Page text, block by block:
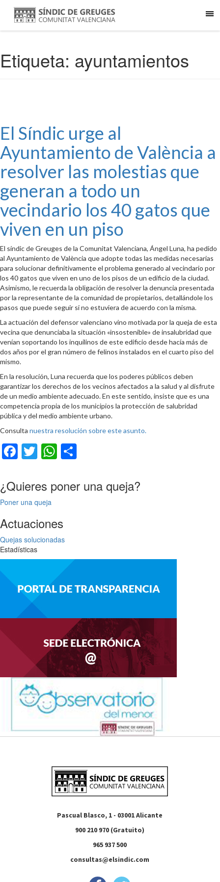
Etiqueta: ayuntamientos
El Síndic urge al
Ayuntamiento de València a
resolver las molestias que
generan a todo un
vecindario los 40 gatos que
viven en un piso
El síndic de Greuges de la Comunitat Valenciana, Ángel Luna, ha pedido
al Ayuntamiento de València que adopte todas las medidas necesarias
para solucionar definitivamente el problema generado al vecindario por
los 40 gatos que viven en uno de los pisos de un edificio de la ciudad.
Asimismo, le recuerda la obligación de resolver la denuncia presentada
por la representante de la comunidad de propietarios, detallándole los
pasos que puede seguir si no estuviera de acuerdo con la misma.
La actuación del defensor valenciano vino motivada por la queja de esta
vecina que denunciaba la situación «insostenible» de insalubridad que
venían soportando los inquilinos de este edificio desde hacía más de
dos años por el gran número de felinos instalados en el cuarto piso del
mismo.
En la resolución, Luna recuerda que los poderes públicos deben
garantizar los derechos de los vecinos afectados a la salud y al disfrute
de un medio ambiente adecuado. En este sentido, insiste que es una
competencia propia de los municipios la protección de salubridad
pública y del medio ambiente urbano.
Consulta nuestra resolución sobre este asunto.
Facebook
TwitterWhatsApp
¿Quieres poner una queja?
Poner una queja
Actuaciones
Quejas solucionadas
Estadísticas
Pascual Blasco, 1 - 03001 Alicante
900 210 970 (Gratuito)
965 937 500
consultas@elsindic.com